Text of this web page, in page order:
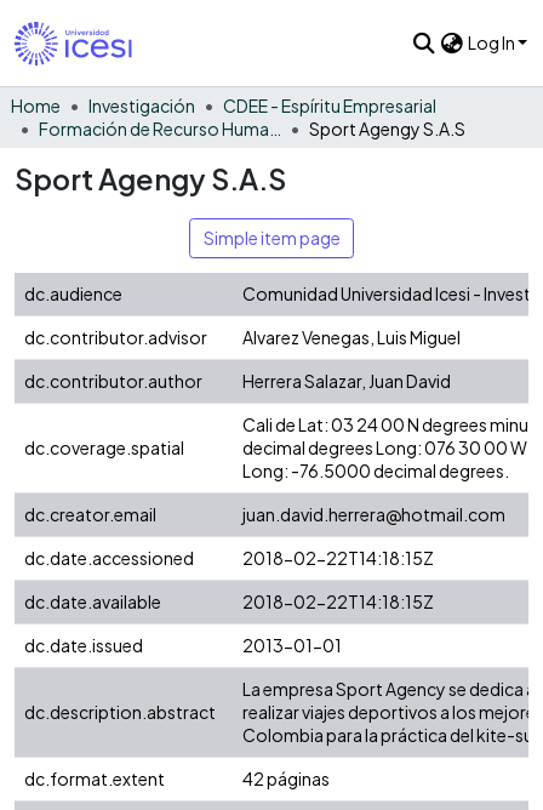
Log In
Home Investigación
CDEE - Espíritu Empresarial
Sport Agengy S.A.S
Sport Agengy S.A.S
Simple item page
dc.audience
Comunidad Universidad Icesi -
dc.contributor.advisor
Alvarez Venegas, Luis Miguel
dc.contributor.author
Herrera Salazar, Juan David
dc.coverage.spatial
Cali de Lat: 03 24 00 N degrees
decimal degrees Long: 076 30 00 W
Long: -76.5000 decimal degrees.
dc.creator.email
juan.david.herrera@hotmail.com
dc.date.accessioned
2018-02-22T14:18:15Z
dc.date.available
2018-02-22T14:18:15Z
dc.date.issued
2013-01-01
dc.description.abstract
La empresa Sport Agency se dedica a
realizar viajes deportivos a los
Colombia para la práctica del kite-
dc.format.extent
42 páginas